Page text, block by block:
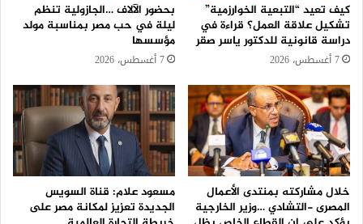
كيف تعيد “التبعية الخوارزمية”
تشكيل علاقة العمل؟ قراءة في
دراسة قانونية للدكتور ياسر صقر
7 أغسطس، 2026
بحضور الآلاف …الجازولية تنظم
ليلة في حب مصر بمناسبة مولد
مؤسسها
7 أغسطس، 2026
خلال مشاركته بمنتدى الأعمال
المصرى -التشادي …وزير الخارجية
مسعود علام: قناة السويس
الجديدة تعزيز لمكانة مصر على